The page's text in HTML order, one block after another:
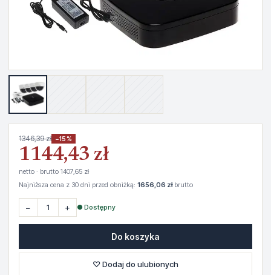
1346,39 zł −15%
1144,43 zł
netto · brutto 1407,65 zł
Najniższa cena z 30 dni przed obniżką: 1656,06 złbrutto
− + ● Dostępny
Do koszyka
♡ Dodaj do ulubionych